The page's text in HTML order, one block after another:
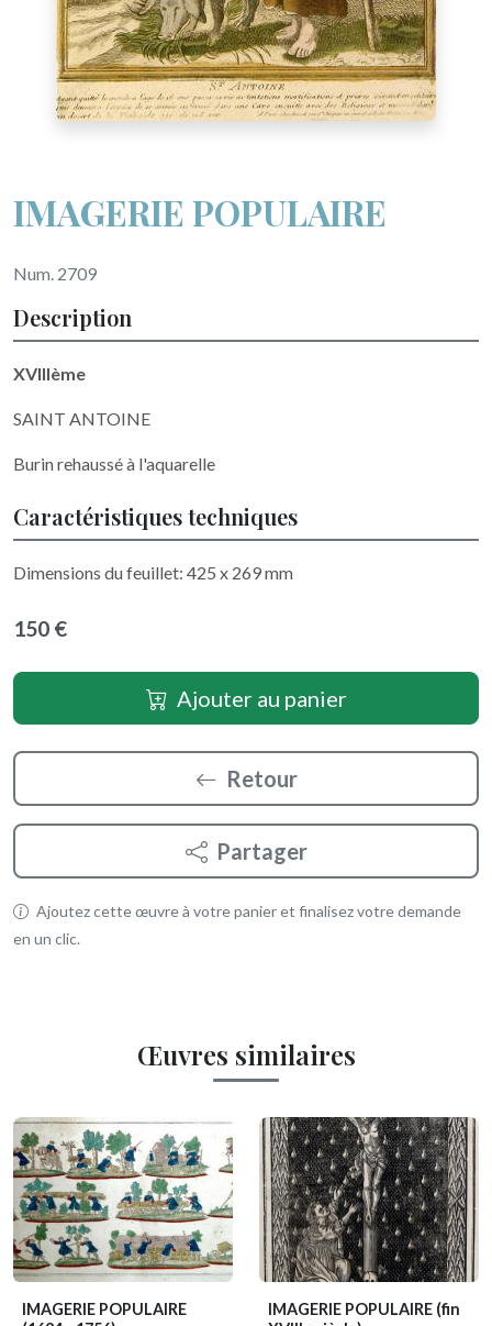
IMAGERIE POPULAIRE
Num. 2709
Description
XVIIIème
SAINT ANTOINE
Burin rehaussé à l'aquarelle
Caractéristiques techniques
Dimensions du feuillet: 425 x 269 mm
150 €
Ajouter au panier
Retour
Partager
Ajoutez cette œuvre à votre panier et finalisez votre demande
en un clic.
Œuvres similaires
IMAGERIE POPULAIRE
IMAGERIE POPULAIRE (fin